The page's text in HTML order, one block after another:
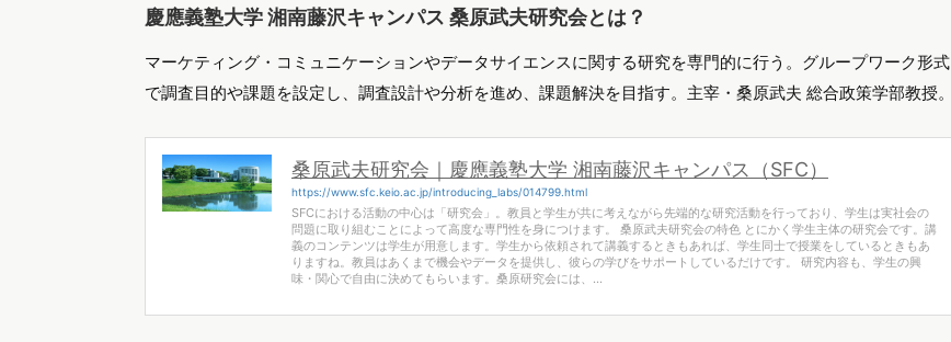
慶應義塾大学 湘南藤沢キャンパス 桑原武夫研究会とは？
マーケティング・コミュニケーションやデータサイエンスに関する研究を専門的に行う。グループワーク形式
で調査目的や課題を設定し、調査設計や分析を進め、課題解決を目指す。主宰・桑原武夫 総合政策学部教授。
桑原武夫研究会｜慶應義塾大学 湘南藤沢キャンパス（SFC）
https://www.sfc.keio.ac.jp/introducing_labs/014799.html
SFCにおける活動の中心は「研究会」。教員と学生が共に考えながら先端的な研究活動を行っており、学生は実社会の
問題に取り組むことによって高度な専門性を身につけます。 桑原武夫研究会の特色 とにかく学生主体の研究会です。講
義のコンテンツは学生が用意します。学生から依頼されて講義するときもあれば、学生同士で授業をしているときもあ
りますね。教員はあくまで機会やデータを提供し、彼らの学びをサポートしているだけです。 研究内容も、学生の興
味・関心で自由に決めてもらいます。桑原研究会には、...